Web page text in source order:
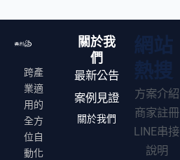
跨產
業適
用的
全方
位自
動化
關於我
們
最新公告
案例見證
關於我們
網站
熱搜
方案介紹
商家註冊
LINE串接
說明